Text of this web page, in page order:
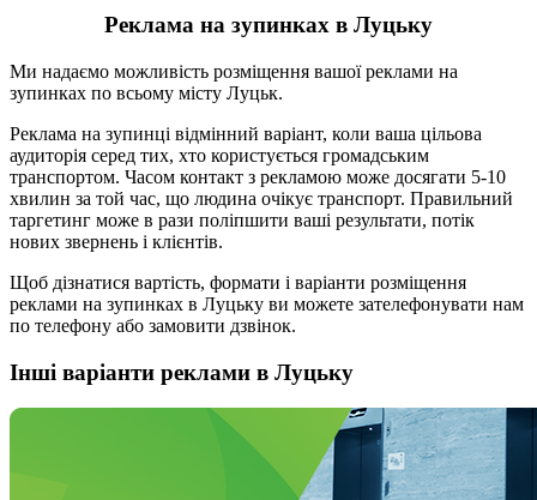
Реклама на зупинках в Луцьку
Ми надаємо можливість розміщення вашої реклами на
зупинках по всьому місту Луцьк.
Реклама на зупинці відмінний варіант, коли ваша цільова
аудиторія серед тих, хто користується громадським
транспортом. Часом контакт з рекламою може досягати 5-10
хвилин за той час, що людина очікує транспорт. Правильний
таргетинг може в рази поліпшити ваші результати, потік
нових звернень і клієнтів.
Щоб дізнатися вартість, формати і варіанти розміщення
реклами на зупинках в Луцьку ви можете зателефонувати нам
по телефону або замовити дзвінок.
Інші варіанти реклами в Луцьку